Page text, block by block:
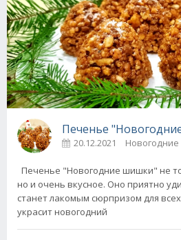
Печенье
20.12.2021
Печенье "Новогодние шишки" не
но и очень вкусное. Оно приятно
станет лакомым сюрпризом для
украсит новогодний